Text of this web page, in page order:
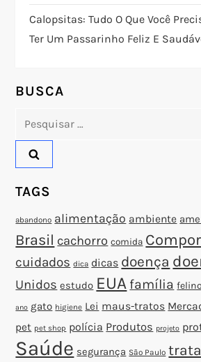
d
e
P
o
s
t
Calopsitas: Tudo O Que Você
Ter Um Passarinho Feliz E
BUSCA
Pesquisar
TAGS
abandono alimentação ambiente
Brasil cachorro comida
cuidados dica dicas doença
Unidos estudo EUA família felino
ano gato higiene Lei maus-tratos
pet pet shop polícia Produtos projeto
Saúde segurança São Paulo